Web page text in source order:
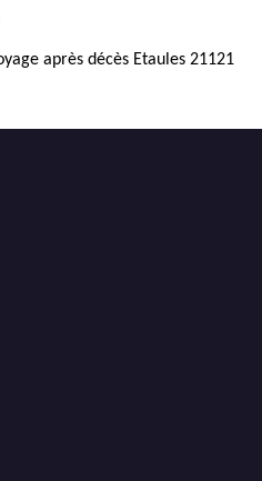
après décès Etaules 21121